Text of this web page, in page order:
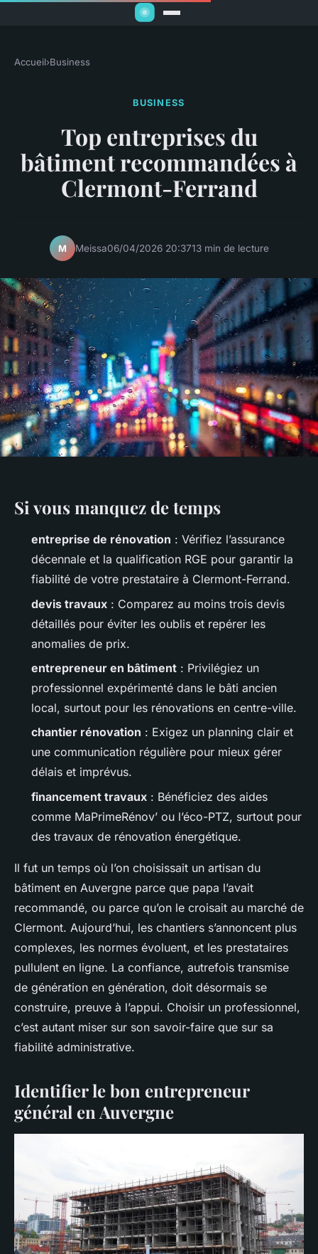
Accueil›Business
BUSINESS
Top entreprises du
bâtiment recommandées à
Clermont-Ferrand
M Meissa06/04/2026 20:3713 min de lecture
Si vous manquez de temps
entreprise de rénovation : Vérifiez l’assurance
décennale et la qualification RGE pour garantir la
fiabilité de votre prestataire à Clermont-Ferrand.
devis travaux : Comparez au moins trois devis
détaillés pour éviter les oublis et repérer les
anomalies de prix.
entrepreneur en bâtiment : Privilégiez un
professionnel expérimenté dans le bâti ancien
local, surtout pour les rénovations en centre-ville.
chantier rénovation : Exigez un planning clair et
une communication régulière pour mieux gérer
délais et imprévus.
financement travaux : Bénéficiez des aides
comme MaPrimeRénov’ ou l’éco-PTZ, surtout pour
des travaux de rénovation énergétique.
Il fut un temps où l’on choisissait un artisan du
bâtiment en Auvergne parce que papa l’avait
recommandé, ou parce qu’on le croisait au marché de
Clermont. Aujourd’hui, les chantiers s’annoncent plus
complexes, les normes évoluent, et les prestataires
pullulent en ligne. La confiance, autrefois transmise
de génération en génération, doit désormais se
construire, preuve à l’appui. Choisir un professionnel,
c’est autant miser sur son savoir-faire que sur sa
fiabilité administrative.
Identifier le bon entrepreneur
général en Auvergne